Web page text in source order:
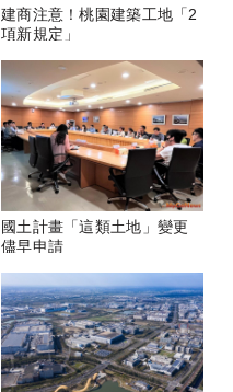
建商注意！桃園建築工地「2
項新規定」
國土計畫「這類土地」變更
儘早申請